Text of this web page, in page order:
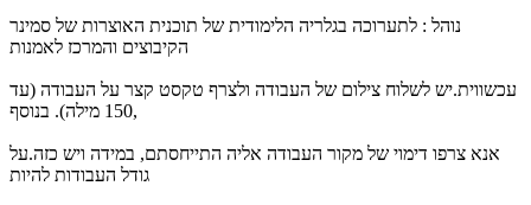
נוהל : לתערוכה בגלריה הלימודית של תוכנית האוצרות של סמינר
הקיבוצים והמרכז לאמנות
עכשווית.יש לשלוח צילום של העבודה ולצרף טקסט קצר על העבודה (עד
150 מילה). בנוסף,
אנא צרפו דימוי של מקור העבודה אליה התייחסתם, במידה ויש כזה.על
גודל העבודות להיות